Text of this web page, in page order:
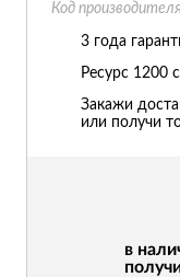
в
Код
3 года
Ресурс 1200
Закажи
или получи